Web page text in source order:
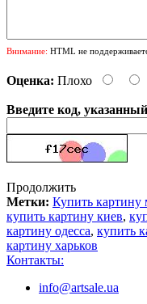
Внимание: HTML не
Оценка: Плохо
Введите код,
Продолжить
Метки: Купить
купить картину киев,
картину одесса, купить
картину харьков
Контакты:
info@artsale.ua